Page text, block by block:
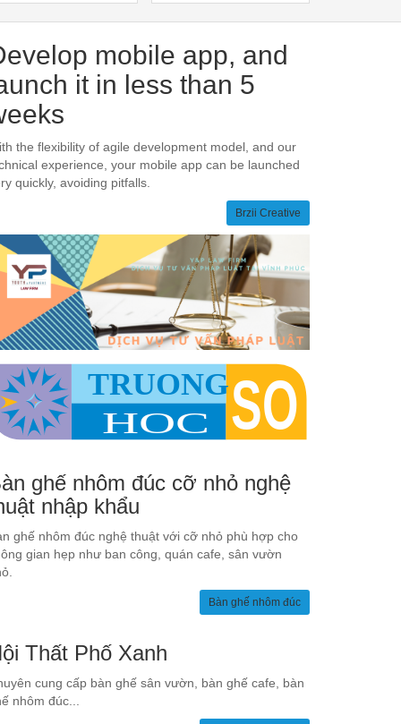
loại phim hành động Mỹ
mobile app, and
it in less than 5
the flexibility of agile development model, and our
experience, your mobile app can be launched
quickly, avoiding pitfalls.
Brzii Creative
ghế nhôm đúc cỡ nhỏ nghệ
nhập khẩu
ghế nhôm đúc nghệ thuật với cỡ nhỏ phù hợp cho
gian hẹp như ban công, quán cafe, sân vườn
Bàn ghế nhôm đúc
Thất Phố Xanh
cung cấp bàn ghế sân vườn, bàn ghế cafe, bàn
nhôm đúc...